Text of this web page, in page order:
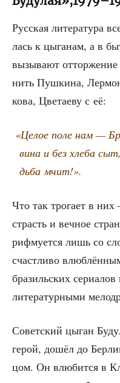
Рус­ская лите­ра­ту­ра
лась к цыга­нам, а в
вызы­ва­ют
нить Пуш­ки­на,
ко­ва, Цве­та­е­ву с её:
«Целое поле нам —
вина и без хле­ба
дьба мчит!».
Что так тро­га­ет в
страсть и веч­ное
риф­му­ет­ся лишь со
счаст­ли­во
бра­зиль­ских
лите­ра­тур­ны­ми
Совет­ский цыган
герой, дошёл до
цом. Он влю­бит­ся в